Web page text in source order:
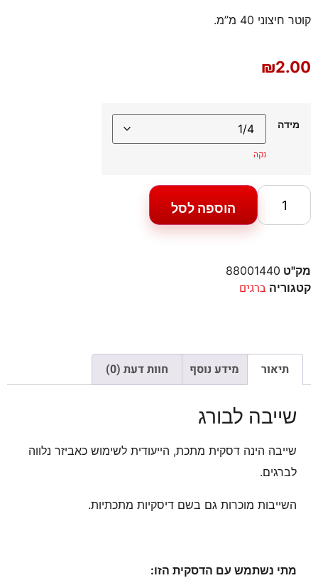
קוטר חיצוני 40 מ”מ.
₪2.00
מידה
נקה
הוספה לסל
מק"ט 88001440
קטגוריה ברגים
תיאור מידע נוסף חוות דעת (0)
שייבה לבורג
שייבה הינה דסקית מתכת, הייעודית לשימוש כאביזר נלווה
לברגים.
השייבות מוכרות גם בשם דיסקיות מתכתיות.
מתי נשתמש עם הדסקית הזו: